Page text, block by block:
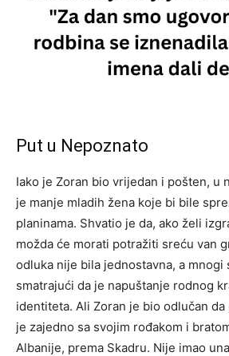
Put u Nepoznato
Iako je Zoran bio vrijedan i pošten, u
je manje mladih žena koje bi bile
planinama. Shvatio je da, ako želi
možda će morati potražiti sreću van
odluka nije bila jednostavna, a mnogi
smatrajući da je napuštanje rodnog
identiteta. Ali Zoran je bio odlučan da
je zajedno sa svojim rođakom i
Albanije, prema Skadru. Nije imao